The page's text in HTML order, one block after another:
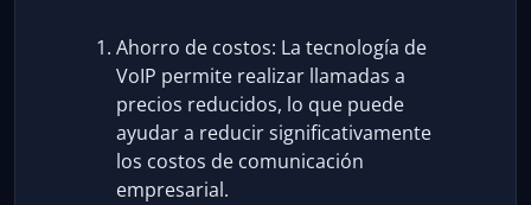
Ahorro de costos: La tecnología de
VoIP permite realizar llamadas a
precios reducidos, lo que puede
ayudar a reducir significativamente
los costos de comunicación
empresarial.